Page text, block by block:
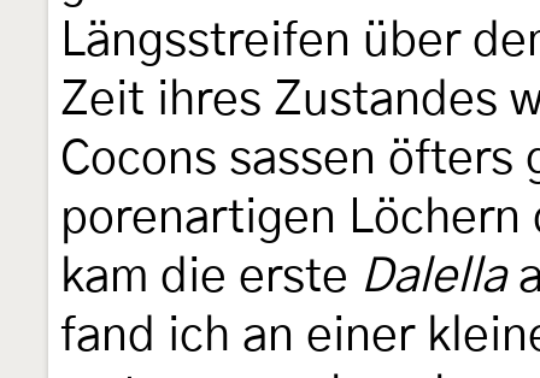
Längsstreifen über
Zeit ihres Zustandes
Cocons sassen öfters
porenartigen Löchern
kam die erste Dalella
fand ich an einer